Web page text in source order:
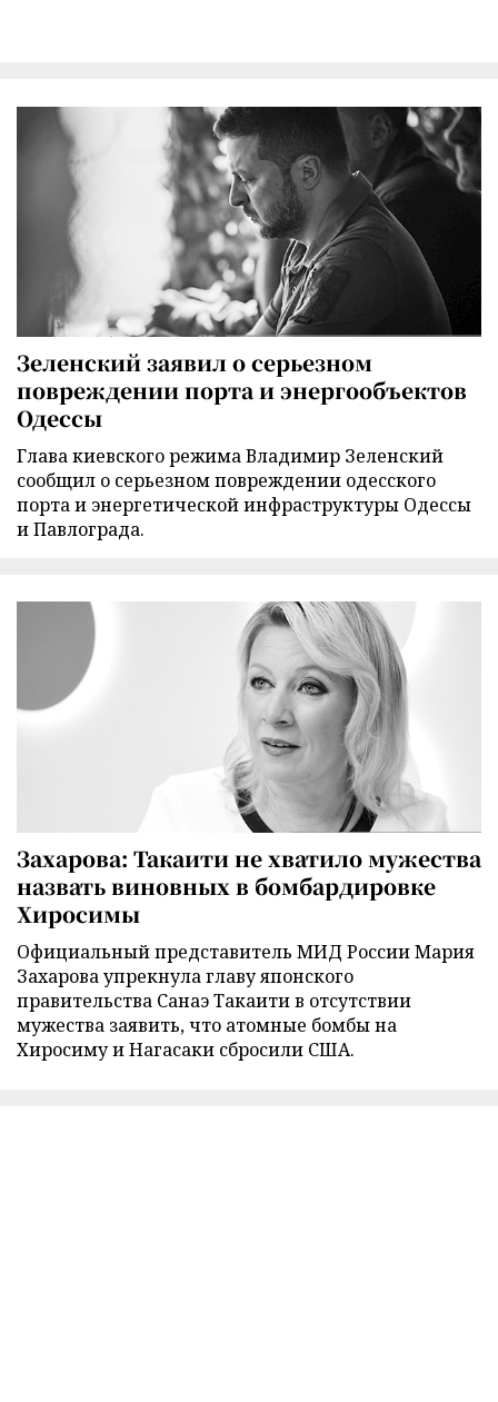
Зеленский заявил о серьезном
повреждении порта и энергообъектов
Одессы
Глава киевского режима Владимир Зеленский
сообщил о серьезном повреждении одесского
порта и энергетической инфраструктуры Одессы
и Павлограда.
Захарова: Такаити не хватило мужества
назвать виновных в бомбардировке
Хиросимы
Официальный представитель МИД России Мария
Захарова упрекнула главу японского
правительства Санаэ Такаити в отсутствии
мужества заявить, что атомные бомбы на
Хиросиму и Нагасаки сбросили США.